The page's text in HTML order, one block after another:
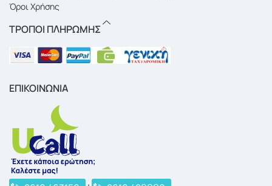
Όροι Χρήσης
ΤΡΟΠΟΙ ΠΛΗΡΩΜΗΣ
ΕΠΙΚΟΙΝΩΝΙΑ